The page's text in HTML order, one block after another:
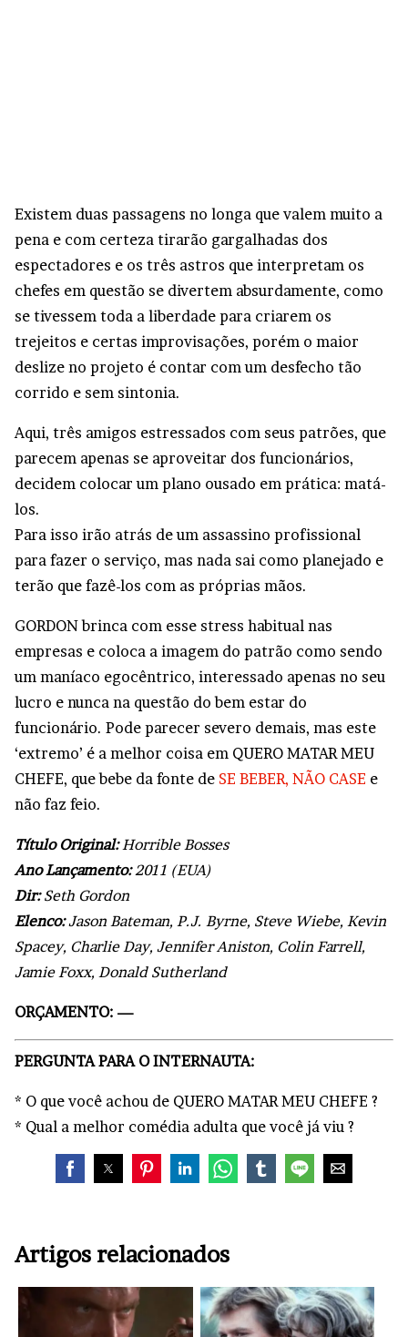
Existem duas passagens no longa que valem muito a
pena e com certeza tirarão gargalhadas dos
espectadores e os três astros que interpretam os
chefes em questão se divertem absurdamente, como
se tivessem toda a liberdade para criarem os
trejeitos e certas improvisações, porém o maior
deslize no projeto é contar com um desfecho tão
corrido e sem sintonia.
Aqui, três amigos estressados com seus patrões, que
parecem apenas se aproveitar dos funcionários,
decidem colocar um plano ousado em prática: matá-
los.
Para isso irão atrás de um assassino profissional
para fazer o serviço, mas nada sai como planejado e
terão que fazê-los com as próprias mãos.
GORDON brinca com esse stress habitual nas
empresas e coloca a imagem do patrão como sendo
um maníaco egocêntrico, interessado apenas no seu
lucro e nunca na questão do bem estar do
funcionário. Pode parecer severo demais, mas este
‘extremo’ é a melhor coisa em QUERO MATAR MEU
CHEFE, que bebe da fonte de SE BEBER, NÃO CASE e
não faz feio.
Título Original:Horrible Bosses
Ano Lançamento:2011 (EUA)
Dir:Seth Gordon
Elenco:Jason Bateman, P.J. Byrne, Steve Wiebe, Kevin
Spacey, Charlie Day, Jennifer Aniston, Colin Farrell,
Jamie Foxx, Donald Sutherland
ORÇAMENTO: —
PERGUNTA PARA O INTERNAUTA:
* O que você achou de QUERO MATAR MEU CHEFE ?
* Qual a melhor comédia adulta que você já viu ?
Artigos relacionados